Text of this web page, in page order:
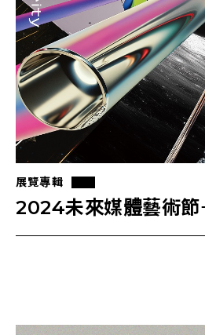
展覽專輯
2024未來媒體藝術